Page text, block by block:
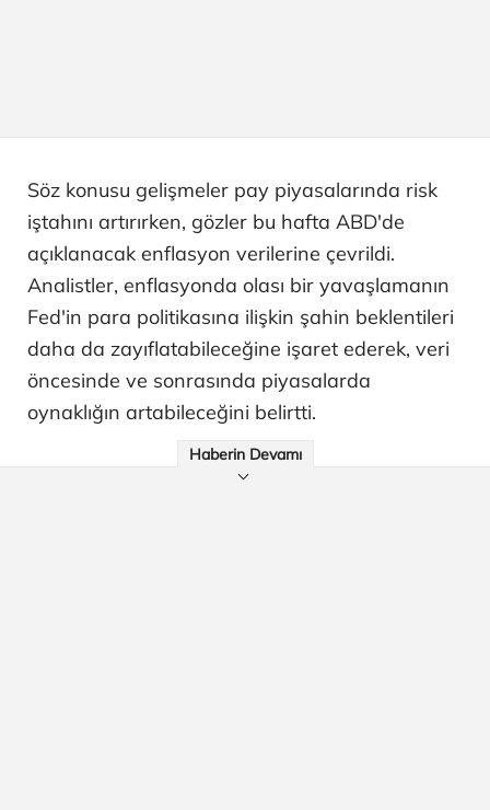
Söz konusu gelişmeler pay piyasalarında risk
iştahını artırırken, gözler bu hafta ABD'de
açıklanacak enflasyon verilerine çevrildi.
Analistler, enflasyonda olası bir yavaşlamanın
Fed'in para politikasına ilişkin şahin beklentileri
daha da zayıflatabileceğine işaret ederek, veri
öncesinde ve sonrasında piyasalarda
oynaklığın artabileceğini belirtti.
Haberin Devamı